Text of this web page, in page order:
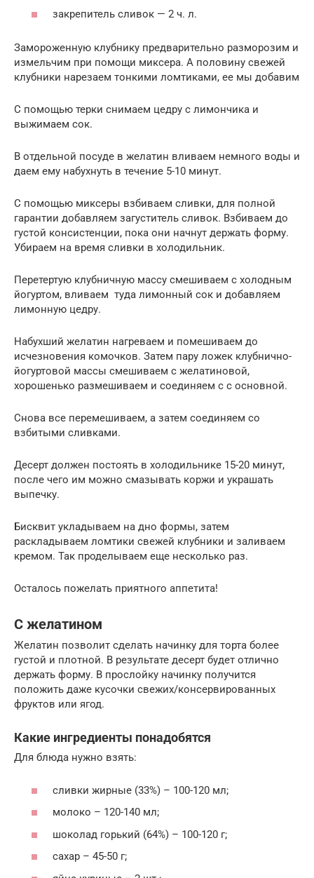
закрепитель сливок — 2 ч. л.
Замороженную клубнику предварительно разморозим и
измельчим при помощи миксера. А половину свежей
клубники нарезаем тонкими ломтиками, ее мы добавим
С помощью терки снимаем цедру с лимончика и
выжимаем сок.
В отдельной посуде в желатин вливаем немного воды и
даем ему набухнуть в течение 5-10 минут.
С помощью миксеры взбиваем сливки, для полной
гарантии добавляем загуститель сливок. Взбиваем до
густой консистенции, пока они начнут держать форму.
Убираем на время сливки в холодильник.
Перетертую клубничную массу смешиваем с холодным
йогуртом, вливаем туда лимонный сок и добавляем
лимонную цедру.
Набухший желатин нагреваем и помешиваем до
исчезновения комочков. Затем пару ложек клубнично-
йогуртовой массы смешиваем с желатиновой,
хорошенько размешиваем и соединяем с с основной.
Снова все перемешиваем, а затем соединяем со
взбитыми сливками.
Десерт должен постоять в холодильнике 15-20 минут,
после чего им можно смазывать коржи и украшать
выпечку.
Бисквит укладываем на дно формы, затем
раскладываем ломтики свежей клубники и заливаем
кремом. Так проделываем еще несколько раз.
Осталось пожелать приятного аппетита!
С желатином
Желатин позволит сделать начинку для торта более
густой и плотной. В результате десерт будет отлично
держать форму. В прослойку начинку получится
положить даже кусочки свежих/консервированных
фруктов или ягод.
Какие ингредиенты понадобятся
Для блюда нужно взять:
сливки жирные (33%) – 100-120 мл;
молоко – 120-140 мл;
шоколад горький (64%) – 100-120 г;
сахар – 45-50 г;